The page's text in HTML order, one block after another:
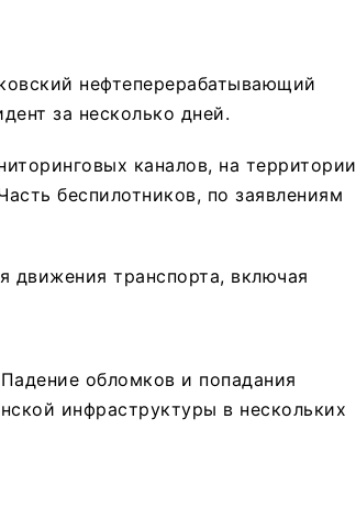
нефтеперерабатывающий
за несколько дней.
каналов, на территории
беспилотников, по заявлениям
движения транспорта, включая
обломков и попадания
инфраструктуры в нескольких